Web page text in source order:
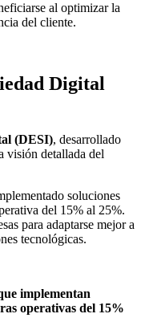
al optimizar la
del cliente.
Digital
(DESI), desarrollado
visión detallada del
soluciones
del 15% al 25%.
para adaptarse mejor a
tecnológicas.
implementan
operativas del 15%